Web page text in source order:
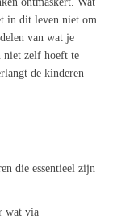
in dit leven niet om
van wat je
niet zelf hoeft te
de kinderen
die essentieel zijn
wat via